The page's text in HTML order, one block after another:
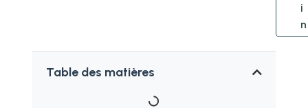
i
n
Table des matières